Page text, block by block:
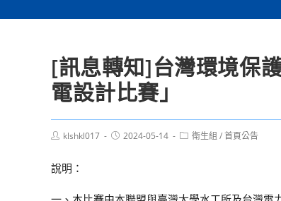
[訊息轉知]台灣環境保
電設計比賽」
Postklshkl017
Post2024-05-14
Post衛生組 /首頁公告
說明：